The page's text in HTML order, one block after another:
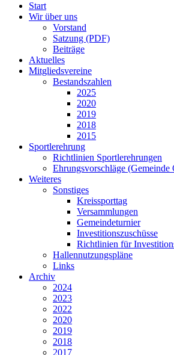
Start
Wir über uns
Vorstand
Satzung (PDF)
Beiträge
Aktuelles
Mitgliedsvereine
Bestandszahlen
2025
2020
2019
2018
2015
Sportlerehrung
Richtlinien Sportlerehrungen
Ehrungsvorschläge
Weiteres
Sonstiges
Kreissporttag
Versammlungen
Gemeindeturnier
Investitionszuschüsse
Richtlinien für
Hallennutzungspläne
Links
Archiv
2024
2023
2022
2020
2019
2018
2017